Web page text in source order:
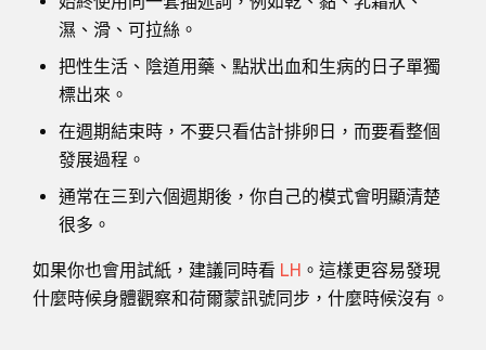
濕、滑、可拉絲。
把性生活、陰道用藥、點狀出血和生病的日子單獨
標出來。
在週期結束時，不要只看估計排卵日，而要看整個
發展過程。
通常在三到六個週期後，你自己的模式會明顯清楚
很多。
如果你也會用試紙，建議同時看 LH 。這樣更容易發現
什麼時候身體觀察和荷爾蒙訊號同步，什麼時候沒有。